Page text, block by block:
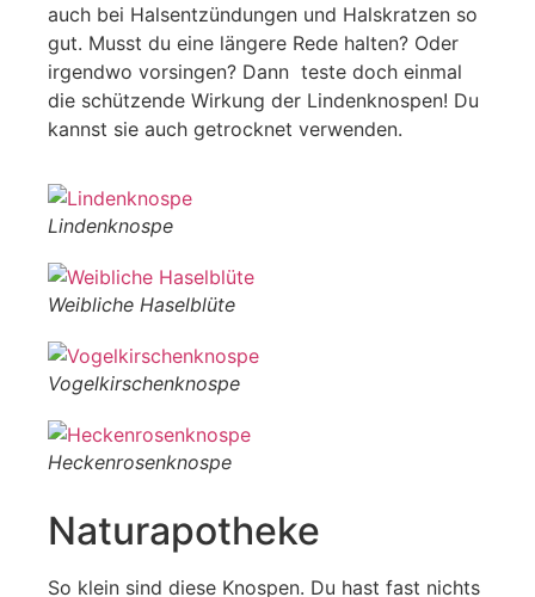
auch bei Halsentzündungen und Halskratzen so
gut. Musst du eine längere Rede halten? Oder
irgendwo vorsingen? Dann teste doch einmal
die schützende Wirkung der Lindenknospen! Du
kannst sie auch getrocknet verwenden.
Lindenknospe
Weibliche Haselblüte
Vogelkirschenknospe
Heckenrosenknospe
Naturapotheke
So klein sind diese Knospen. Du hast fast nichts